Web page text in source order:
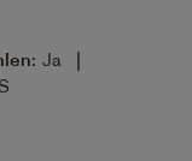
Ja |